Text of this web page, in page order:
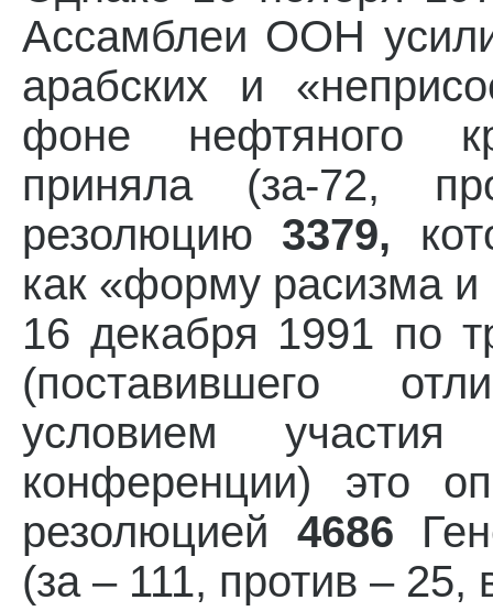
Ассамблеи ООН
арабских и
фоне нефтяного
приняла (за-72,
резолюцию 3379,
как «форму расизма
16 декабря 1991 по
(поставившего
условием
конференции) это
резолюцией 4686
(за – 111, против –